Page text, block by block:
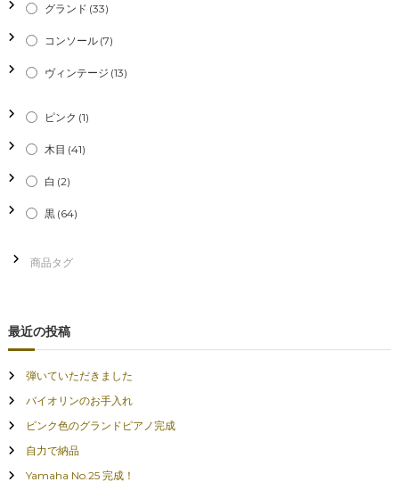
グランド (33)
コンソール (7)
ヴィンテージ (13)
ピンク (1)
木目 (41)
白 (2)
黒 (64)
最近の投稿
弾いていただきました
バイオリンのお手入れ
ピンク色のグランドピアノ完成
自力で納品
Yamaha No.25 完成！